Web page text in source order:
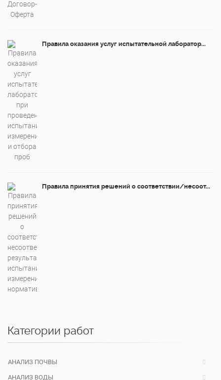
Правила оказания услуг испытательной лаборатор...
Правила принятия решений о соответствии/несоот...
Категории работ
АНАЛИЗ ПОЧВЫ
АНАЛИЗ ВОДЫ